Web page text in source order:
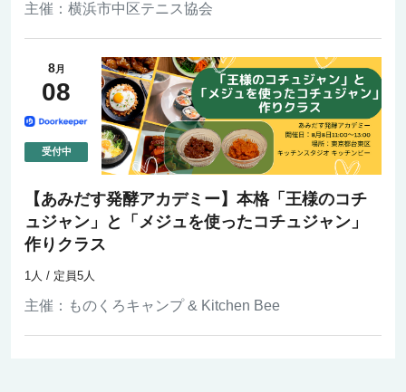
主催： 横浜市中区テニス協会
8月
08
【あみだす発酵アカデミー】本格「王様のコチ
ュジャン」と「メジュを使ったコチュジャン」
作りクラス
主催： ものくろキャンプ & Kitchen Bee
1人 / 定員5人